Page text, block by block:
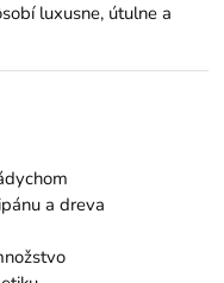
luxusne, útulne a
a dreva